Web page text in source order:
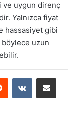
ve uygun direnç
Yalnızca fiyat
hassasiyet gibi
böylece uzun
Reddit VKontakteE-Posta ile paylaş